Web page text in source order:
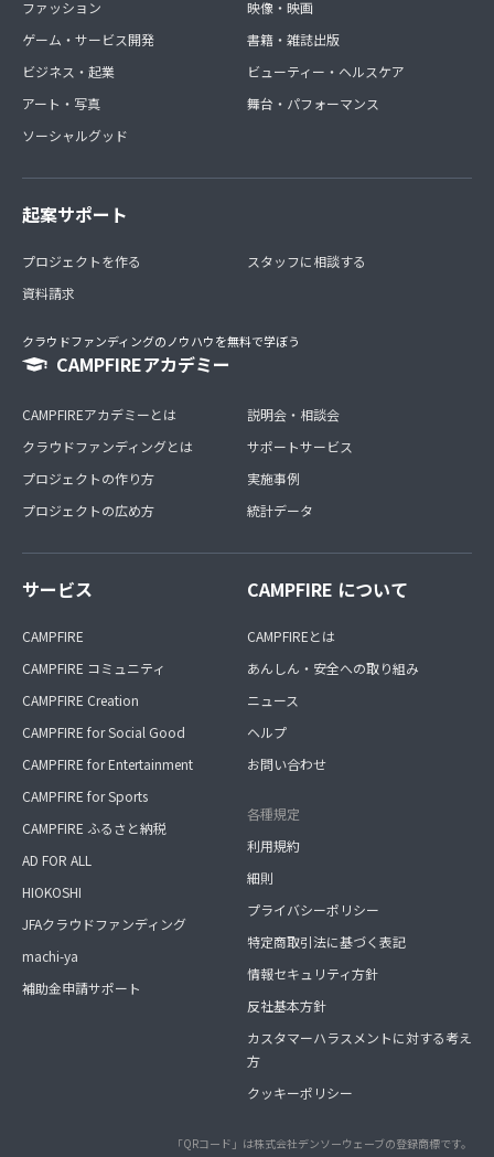
ファッション
ゲーム・サービス開発
ビジネス・起業
アート・写真
ソーシャルグッド
映像・映画
書籍・雑誌出版
ビューティー・ヘルスケア
舞台・パフォーマンス
起案サポート
プロジェクトを作る
資料請求
スタッフに相談する
クラウドファンディングのノウハウを無料で学ぼう
CAMPFIREアカデミー
CAMPFIREアカデミーとは
クラウドファンディングとは
プロジェクトの作り方
プロジェクトの広め方
説明会・相談会
サポートサービス
実施事例
統計データ
サービス
CAMPFIRE
CAMPFIRE コミュニティ
CAMPFIRE Creation
CAMPFIRE for Social Good
CAMPFIRE for Entertainment
CAMPFIRE for Sports
CAMPFIRE ふるさと納税
AD FOR ALL
HIOKOSHI
JFAクラウドファンディング
machi-ya
補助金申請サポート
CAMPFIRE について
CAMPFIREとは
あんしん・安全への取り組み
ニュース
ヘルプ
お問い合わせ
各種規定
利用規約
細則
プライバシーポリシー
特定商取引法に基づく表記
情報セキュリティ方針
反社基本方針
カスタマーハラスメントに対する考え
方
クッキーポリシー
「QRコード」は株式会社デンソーウェーブの登録商標です。